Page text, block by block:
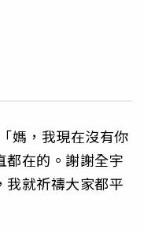
媽，我現在沒有你
都在的。謝謝全宇
我就祈禱大家都平